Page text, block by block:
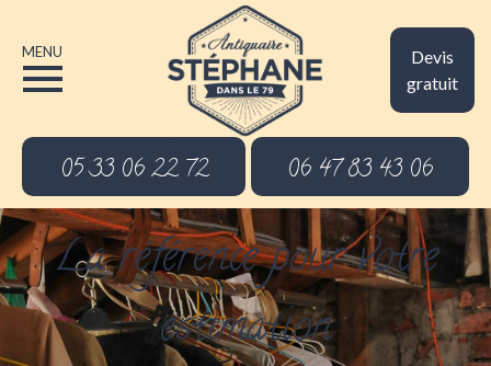
Devis
gratuit
MENU
05 33 06 22 72 06 47 83 43 06
La référence pour votre
estimation